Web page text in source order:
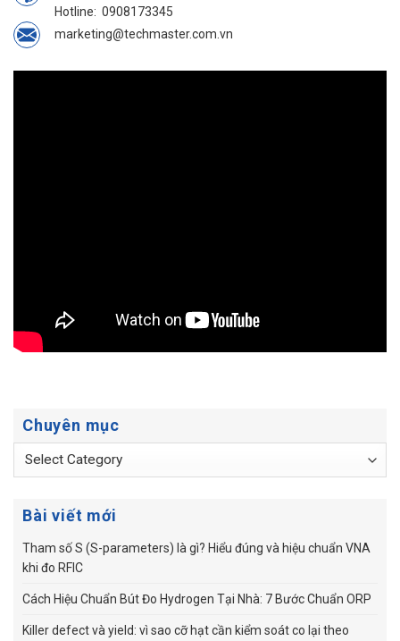
Hotline: 0908173345
marketing@techmaster.com.vn
Chuyên mục
Chuyên
Bài viết mới
Tham số S (S-parameters) là gì? Hiểu đúng và hiệu chuẩn VNA
khi đo RFIC
Cách Hiệu Chuẩn Bút Đo Hydrogen Tại Nhà: 7 Bước Chuẩn ORP
Killer defect và yield: vì sao cỡ hạt cần kiểm soát co lại theo